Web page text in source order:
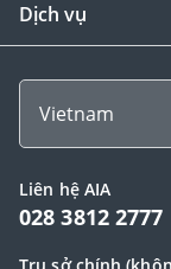
Dịch vụ
Vietnam
Liên hệ AIA
028 3812 2777